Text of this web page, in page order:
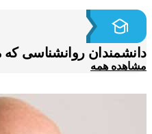
روانشناسی که
همه